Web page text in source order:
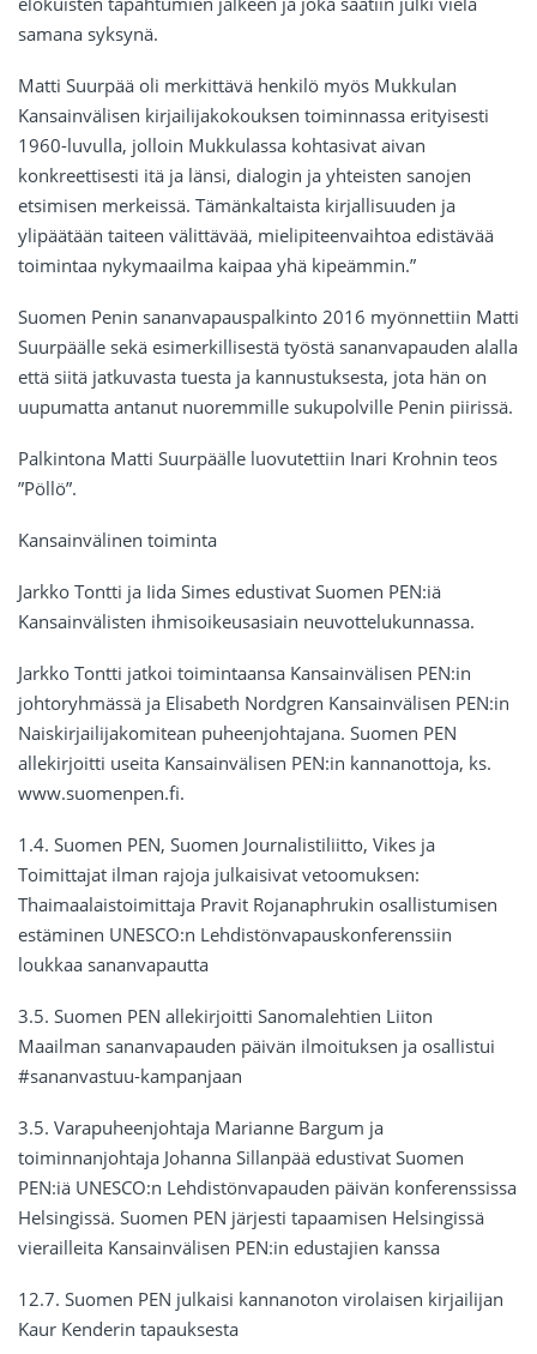
samana syksynä.
Matti Suurpää oli merkittävä henkilö myös Mukkulan
Kansainvälisen kirjailijakokouksen toiminnassa erityisesti
1960-luvulla, jolloin Mukkulassa kohtasivat aivan
konkreettisesti itä ja länsi, dialogin ja yhteisten sanojen
etsimisen merkeissä. Tämänkaltaista kirjallisuuden ja
ylipäätään taiteen välittävää, mielipiteenvaihtoa edistävää
toimintaa nykymaailma kaipaa yhä kipeämmin.”
Suomen Penin sananvapauspalkinto 2016 myönnettiin Matti
Suurpäälle sekä esimerkillisestä työstä sananvapauden alalla
että siitä jatkuvasta tuesta ja kannustuksesta, jota hän on
uupumatta antanut nuoremmille sukupolville Penin piirissä.
Palkintona Matti Suurpäälle luovutettiin Inari Krohnin teos
”Pöllö”.
Kansainvälinen toiminta
Jarkko Tontti ja Iida Simes edustivat Suomen PEN:iä
Kansainvälisten ihmisoikeusasiain neuvottelukunnassa.
Jarkko Tontti jatkoi toimintaansa Kansainvälisen PEN:in
johtoryhmässä ja Elisabeth Nordgren Kansainvälisen PEN:in
Naiskirjailijakomitean puheenjohtajana. Suomen PEN
allekirjoitti useita Kansainvälisen PEN:in kannanottoja, ks.
www.suomenpen.fi.
1.4. Suomen PEN, Suomen Journalistiliitto, Vikes ja
Toimittajat ilman rajoja julkaisivat vetoomuksen:
Thaimaalaistoimittaja Pravit Rojanaphrukin osallistumisen
estäminen UNESCO:n Lehdistönvapauskonferenssiin
loukkaa sananvapautta
3.5. Suomen PEN allekirjoitti Sanomalehtien Liiton
Maailman sananvapauden päivän ilmoituksen ja osallistui
#sananvastuu-kampanjaan
3.5. Varapuheenjohtaja Marianne Bargum ja
toiminnanjohtaja Johanna Sillanpää edustivat Suomen
PEN:iä UNESCO:n Lehdistönvapauden päivän konferenssissa
Helsingissä. Suomen PEN järjesti tapaamisen Helsingissä
vierailleita Kansainvälisen PEN:in edustajien kanssa
12.7. Suomen PEN julkaisi kannanoton virolaisen kirjailijan
Kaur Kenderin tapauksesta